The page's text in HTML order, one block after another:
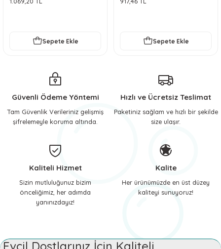
Sepete Ekle Sepete Ekle
Güvenli Ödeme Yöntemi
Tam Güvenlik Verileriniz gelişmiş
şifrelemeyle koruma altında.
Hızlı ve Ücretsiz Teslimat
Paketiniz sağlam ve hızlı bir şekilde
size ulaşır.
Kaliteli Hizmet
Sizin mutluluğunuz bizim
önceliğimiz, her adımda
yanınızdayız!
Kalite
Her ürünümüzde en üst düzey
kaliteyi sunuyoruz!